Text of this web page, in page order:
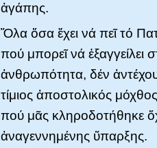
ἀγάπης.
Ὅλα ὅσα ἔχει νά πεῖ τό
πού μπορεῖ νά
ἀνθρωπότητα, δέν
τίμιος ἀποστολικός
πού μᾶς κληροδοτήθηκε
ἀναγεννημένης ὕπαρξης.